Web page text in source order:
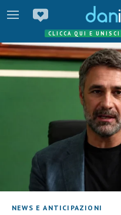
CLICCA QUI E
NEWS E ANTICIPAZIONI